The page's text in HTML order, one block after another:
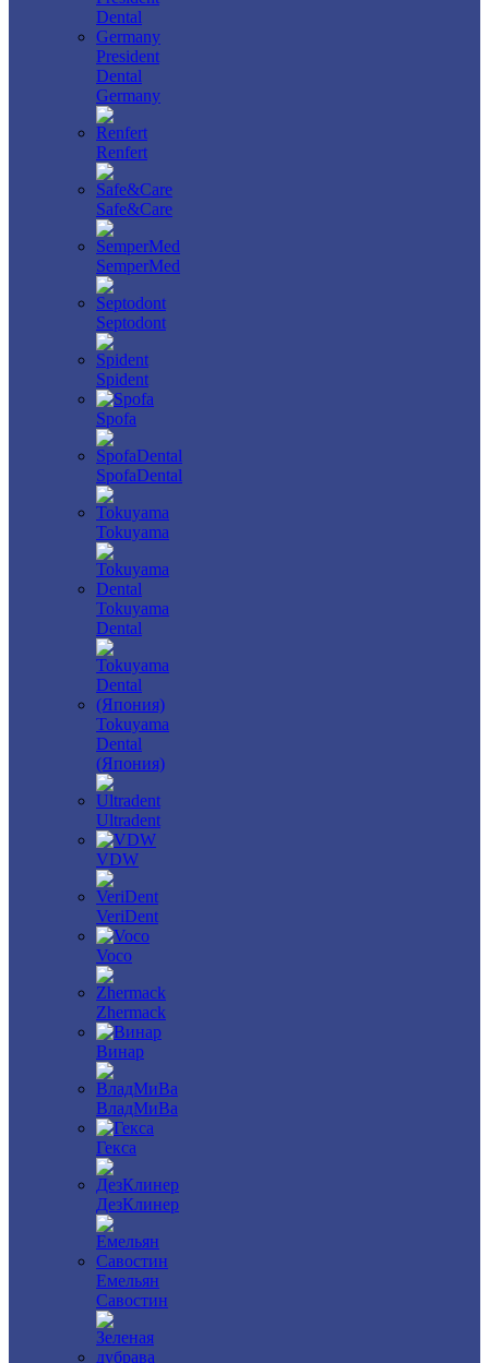
President
Dental
Germany
Renfert
Safe&Care
SemperMed
Septodont
Spident
Spofa
SpofaDental
Tokuyama
Tokuyama
Dental
Tokuyama
Dental
(Япония)
Ultradent
VDW
VeriDent
Voco
Zhermack
Винар
ВладМиВа
Гекса
ДезКлинер
Емельян
Савостин